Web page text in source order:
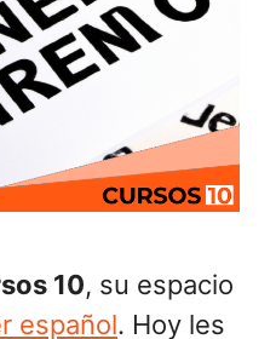
10, su espacio
español. Hoy les